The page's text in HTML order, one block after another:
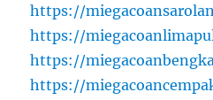
https://
https://
https://
https://